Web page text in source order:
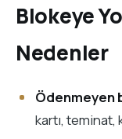
Blokeye
Nedenler
Ödenmeyen
kartı, teminat,